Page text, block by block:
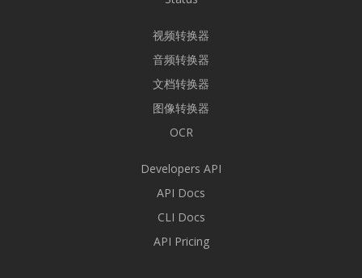
视频转换器
音频转换器
文档转换器
图像转换器
OCR
Developers API
API Docs
CLI Docs
API Pricing